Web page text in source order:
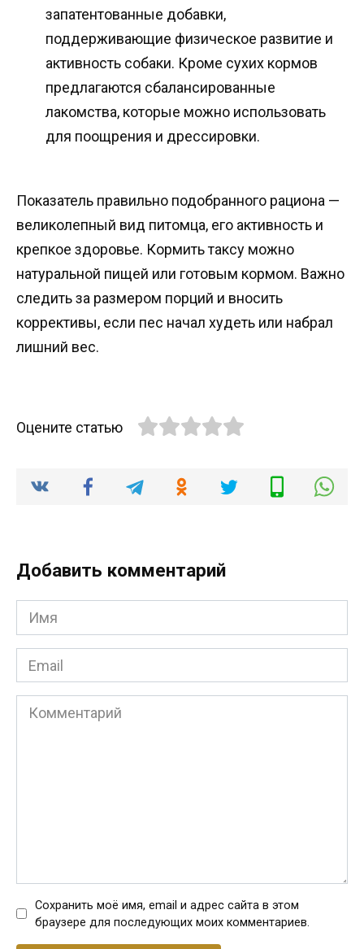
запатентованные добавки,
поддерживающие физическое развитие и
активность собаки. Кроме сухих кормов
предлагаются сбалансированные
лакомства, которые можно использовать
для поощрения и дрессировки.
Показатель правильно подобранного рациона —
великолепный вид питомца, его активность и
крепкое здоровье. Кормить таксу можно
натуральной пищей или готовым кормом. Важно
следить за размером порций и вносить
коррективы, если пес начал худеть или набрал
лишний вес.
Оцените статью
Добавить комментарий
Имя
*
Email
*
Комментарий
Сохранить моё имя, email и адрес сайта в этом
браузере для последующих моих комментариев.